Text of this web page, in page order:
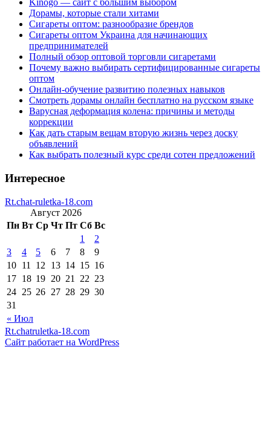
Kinogo — сайт с большим выбором
Дорамы, которые стали хитами
Сигареты оптом: разнообразие брендов
Сигареты оптом Украина для начинающих
предпринимателей
Полный обзор оптовой торговли сигаретами
Почему важно выбирать сертифицированные сигареты
оптом
Онлайн-обучение развитию полезных навыков
Смотреть дорамы онлайн бесплатно на русском языке
Варусная деформация колена: причины и методы
коррекции
Как дать старым вещам вторую жизнь через доску
объявлений
Как выбрать полезный курс среди сотен предложений
Интересное
Rt.chat-ruletka-18.com
Август 2026
Пн Вт Ср Чт Пт Сб Вс
« Июл
1
2
3
4 5 6 7 8
9
10 11 12 13 14 15 16
17 18 19 20 21 22 23
24 25 26 27 28 29 30
31
Rt.chatruletka-18.com
Сайт работает на WordPress